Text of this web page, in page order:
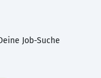
Job-Suche